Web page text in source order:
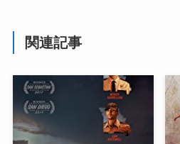
関連記事